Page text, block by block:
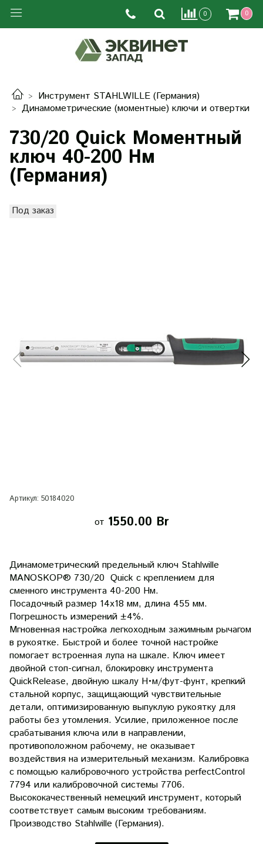
0 0
Инструмент STAHLWILLE (Германия)
Динамометрические (моментные) ключи и отвертки
730/20 Quick Моментный
ключ 40-200 Нм
(Германия)
Под заказ
Артикул: 50184020
от 1550.00 Br
Динамометрический предельный ключ Stahlwille
MANOSKOP® 730/20 Quick с креплением для
сменного инструмента 40-200 Нм.
Посадочный размер 14х18 мм, длина 455 мм.
Погрешность измерений ±4%.
Мгновенная настройка легкоходным зажимным рычагом
в рукоятке. Быстрой и более точной настройке
помогает встроенная лупа на шкале. Ключ имеет
двойной стоп-сигнал, блокировку инструмента
QuickRelease, двойную шкалу Н•м/фут-фунт, крепкий
стальной корпус, защищающий чувствительные
детали, оптимизированную выпуклую рукоятку для
работы без утомления. Усилие, приложенное после
срабатывания ключа или в направлении,
противоположном рабочему, не оказывает
воздействия на измерительный механизм. Калибровка
с помощью калибровочного устройства perfectControl
7794 или калибровочной системы 7706.
Высококачественный немецкий инструмент, который
соответствует самым высоким требованиям.
Производство Stahlwille (Германия).